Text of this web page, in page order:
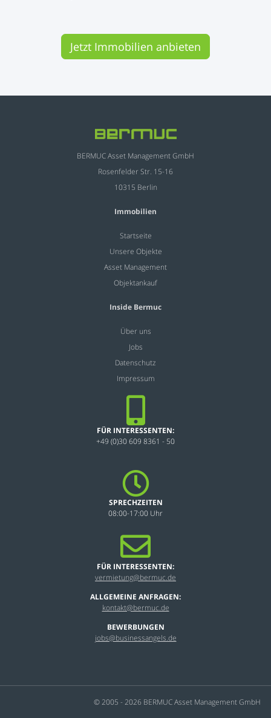
Jetzt Immobilien anbieten
BERMUC Asset Management GmbH
Rosenfelder Str. 15-16
10315 Berlin
Immobilien
Startseite
Unsere Objekte
Asset Management
Objektankauf
Inside Bermuc
Über uns
Jobs
Datenschutz
Impressum
FÜR INTERESSENTEN:
+49 (0)30 609 8361 - 50
SPRECHZEITEN
08:00-17:00 Uhr
FÜR INTERESSENTEN:
vermietung@bermuc.de
ALLGEMEINE ANFRAGEN:
kontakt@bermuc.de
BEWERBUNGEN
jobs@businessangels.de
© 2005 - 2026 BERMUC Asset Management GmbH